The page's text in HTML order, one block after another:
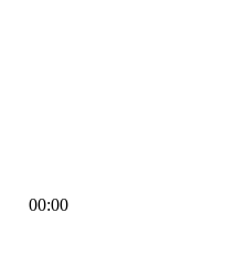
00:00